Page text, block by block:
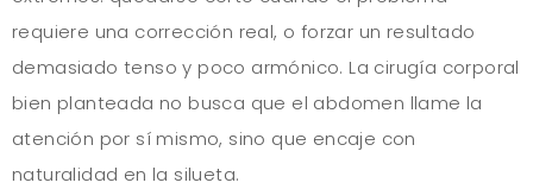
requiere una corrección real, o forzar un resultado
demasiado tenso y poco armónico. La cirugía corporal
bien planteada no busca que el abdomen llame la
atención por sí mismo, sino que encaje con
naturalidad en la silueta.